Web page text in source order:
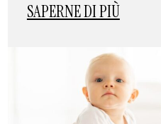
SAPERNE DI PIÙ